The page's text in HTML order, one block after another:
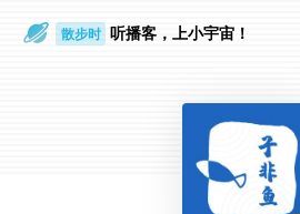
散步时 听播客，上小宇宙！